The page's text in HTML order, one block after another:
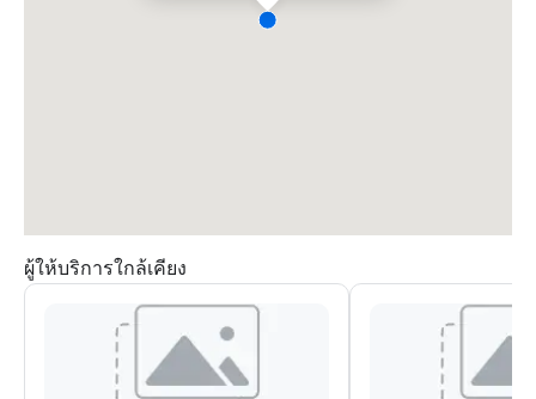
ผู้ให้บริการใกล้เคียง